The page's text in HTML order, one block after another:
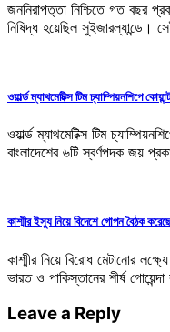
জননিরাপত্তা নিশ্চিতে গত বছর
নিষিদ্ধ হয়েছিল
ওয়ার্ল্ড ম্যাথমেটিক্স টিম চ্যাম্পিয়নশিপে
ওয়ার্ল্ড ম্যাথমেটিক্স টিম
বাংলাদেশের ৬টি স্বর্ণপদক জয়
কাশ্মীর ইস্যু নিয়ে বিদেশে গোপন বৈঠক
কাশ্মীর নিয়ে বিরোধ মেটানোর
ভারত ও পাকিস্তানের শীর্ষ
Leave a Reply